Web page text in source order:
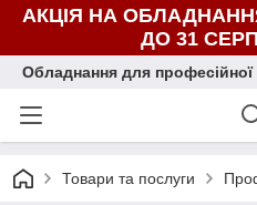
АКЦІЯ НА ОБЛАДНАННЯ
ДО 31
Обладнання для професійної
Товари та послуги